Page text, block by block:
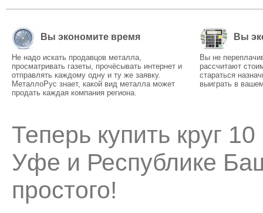
Вы экономите время
Не надо искать продавцов металла,
просматривать газеты, прочёсывать интернет и
отправлять каждому одну и ту же заявку.
МеталлоРус знает, какой вид металла может
продать каждая компания региона.
Вы
Вы не
рассчитают
стараться
выиграть в
Теперь купить круг
Уфе и Республике
простого!